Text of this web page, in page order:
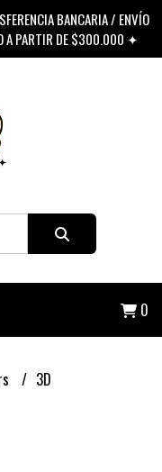
BANCARIA / ENVÍO
A PARTIR DE $300.000 ✦
0
3D